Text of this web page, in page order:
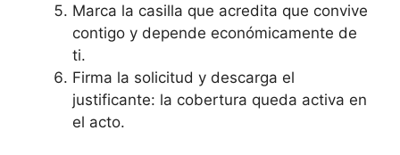
Marca la casilla que acredita que convive
contigo y depende económicamente de
ti.
Firma la solicitud y descarga el
justificante: la cobertura queda activa en
el acto.